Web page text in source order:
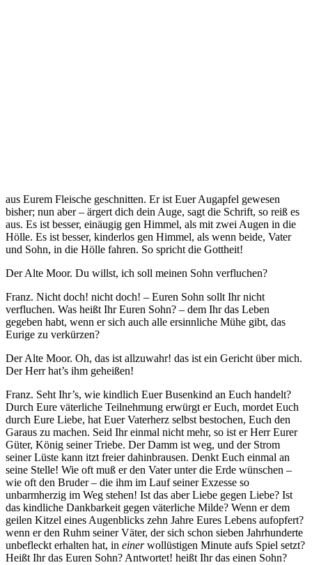
aus Eurem Fleische geschnitten. Er ist Euer Augapfel gewesen
bisher; nun aber – ärgert dich dein Auge, sagt die Schrift, so reiß es
aus. Es ist besser, einäugig gen Himmel, als mit zwei Augen in die
Hölle. Es ist besser, kinderlos gen Himmel, als wenn beide, Vater
und Sohn, in die Hölle fahren. So spricht die Gottheit!
Der Alte Moor. Du willst, ich soll meinen Sohn verfluchen?
Franz. Nicht doch! nicht doch! – Euren Sohn sollt Ihr nicht
verfluchen. Was heißt Ihr Euren Sohn? – dem Ihr das Leben
gegeben habt, wenn er sich auch alle ersinnliche Mühe gibt, das
Eurige zu verkürzen?
Der Alte Moor. Oh, das ist allzuwahr! das ist ein Gericht über mich.
Der Herr hat’s ihm geheißen!
Franz. Seht Ihr’s, wie kindlich Euer Busenkind an Euch handelt?
Durch Eure väterliche Teilnehmung erwürgt er Euch, mordet Euch
durch Eure Liebe, hat Euer Vaterherz selbst bestochen, Euch den
Garaus zu machen. Seid Ihr einmal nicht mehr, so ist er Herr Eurer
Güter, König seiner Triebe. Der Damm ist weg, und der Strom
seiner Lüste kann itzt freier dahinbrausen. Denkt Euch einmal an
seine Stelle! Wie oft muß er den Vater unter die Erde wünschen –
wie oft den Bruder – die ihm im Lauf seiner Exzesse so
unbarmherzig im Weg stehen! Ist das aber Liebe gegen Liebe? Ist
das kindliche Dankbarkeit gegen väterliche Milde? Wenn er dem
geilen Kitzel eines Augenblicks zehn Jahre Eures Lebens aufopfert?
wenn er den Ruhm seiner Väter, der sich schon sieben Jahrhunderte
unbefleckt erhalten hat, in einerwollüstigen Minute aufs Spiel setzt?
Heißt Ihr das Euren Sohn? Antwortet! heißt Ihr das einen Sohn?